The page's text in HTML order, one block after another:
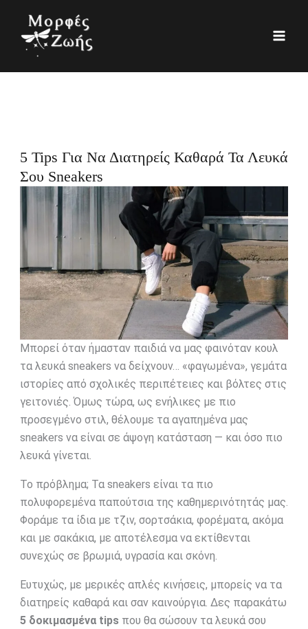
περιεχόμενο
5 Tips Για Να Διατηρείς Καθαρά Τα Λευκά
Σου Sneakers
Μπορεί όταν ήμασταν παιδιά να μας φαινόταν κουλ
τα λευκά sneakers να δείχνουν… «φαγωμένα», γεμάτα
ιστορίες από σχολικές περιπέτειες και βόλτες στις
γειτονιές. Όμως τώρα, ως ενήλικες με πιο
προσεγμένο στιλ, θέλουμε τα αγαπημένα μας
sneakers να είναι σε άψογη κατάσταση — και όσο πιο
λευκά γίνεται.
Το πρόβλημα; Τα sneakers είναι τα πιο
πολυφορεμένα παπούτσια της καθημερινότητάς μας.
Φοράμε τα ίδια με τζιν, σορτσάκια, φορέματα, ακόμα
και με σακάκια, με αποτέλεσμα να εκτίθενται
συνεχώς σε βρωμιά, υγρασία και σκόνη.
Ευτυχώς, με μερικές απλές κινήσεις, μπορείς να τα
διατηρείς καθαρά και σαν καινούργια. Δες παρακάτω
5 δοκιμασμένα tipsπου θα σώσουν τα λευκά σου
α
η
ί
ε
σ
ο
ό